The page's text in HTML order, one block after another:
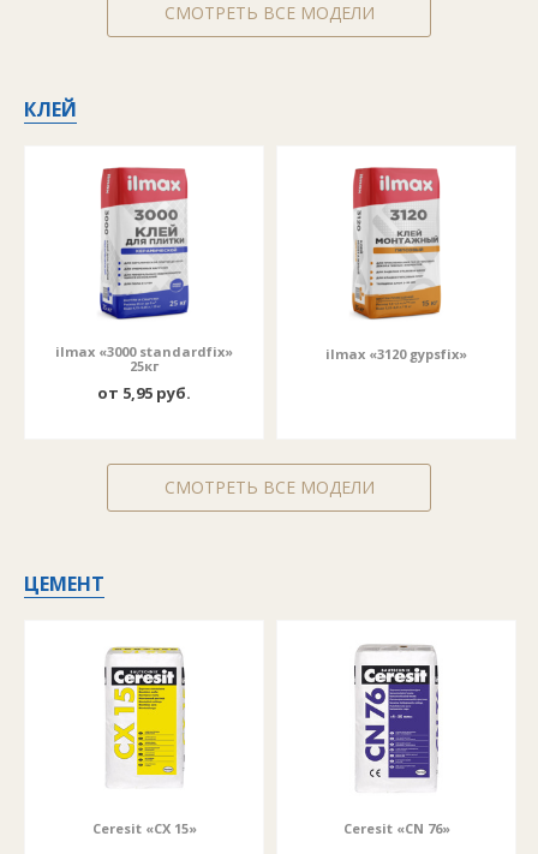
СМОТРЕТЬ ВСЕ МОДЕЛИ
КЛЕЙ
ilmax «3000 standardfix»
25кг
от 5,95 руб.
ilmax «3120 gypsfix»
СМОТРЕТЬ ВСЕ МОДЕЛИ
ЦЕМЕНТ
Ceresit «CX 15» Ceresit «CN 76»